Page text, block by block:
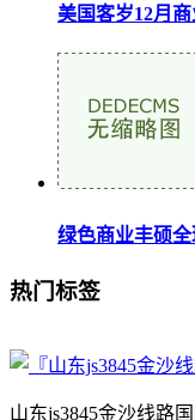
美国客岁12月
绿色商业丰硕
热门标签
山东js3845金沙线路